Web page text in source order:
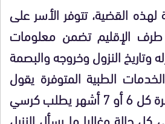
القضية، تتوفر الأسر على
الإقليم تضمن معلومات
وتاريخ النزول وخروجه والبصمة
الطبية المتوفرة يقول
ل.ح » يأتينا طبيب مرة كل 6 أو 7 أشهر يطلب كرسي